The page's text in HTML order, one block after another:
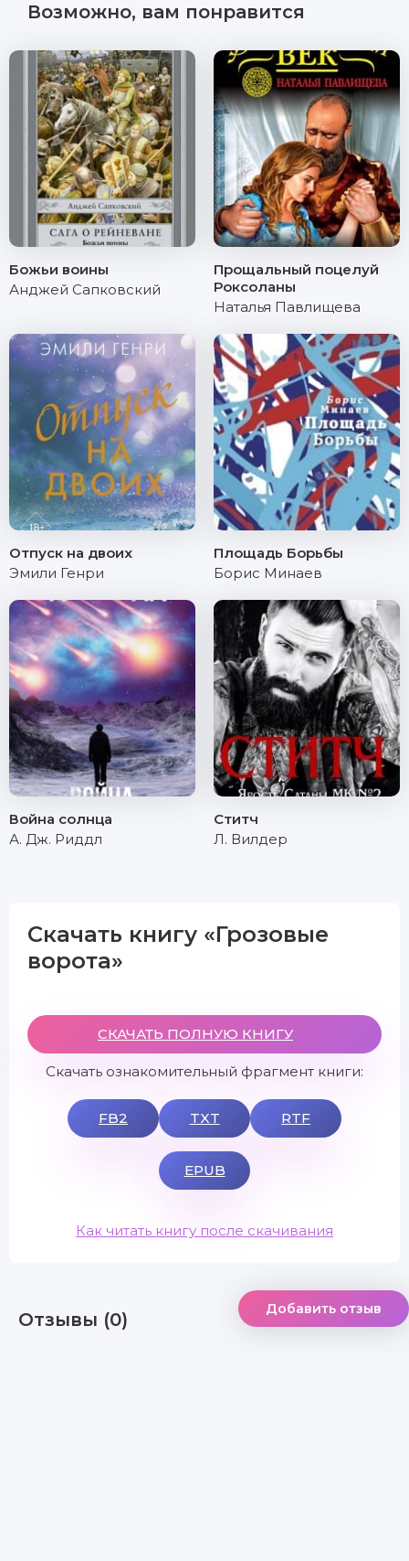
Возможно, вам понравится
Божьи воины
Анджей Сапковский
Прощальный поцелуй
Роксоланы
Наталья Павлищева
Отпуск на двоих
Эмили Генри
Площадь Борьбы
Борис Минаев
Война солнца
А. Дж. Риддл
Ститч
Л. Вилдер
Скачать книгу «Грозовые
ворота»
СКАЧАТЬ ПОЛНУЮ КНИГУ
Скачать ознакомительный фрагмент книги:
FB2 TXT RTF
EPUB
Как читать книгу после скачивания
Отзывы (0) Добавить отзыв